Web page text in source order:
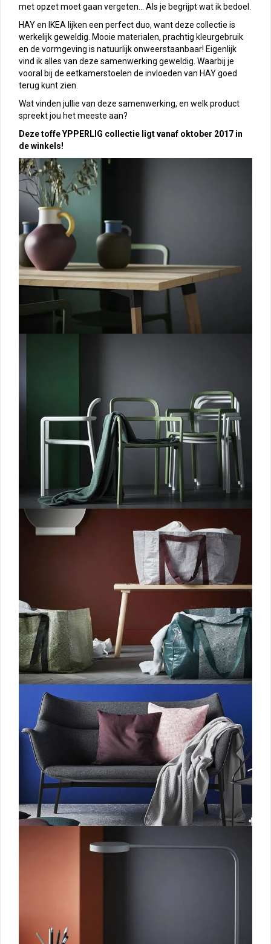
met opzet moet gaan vergeten… Als je begrijpt wat ik bedoel.
HAY en IKEA lijken een perfect duo, want deze collectie is
werkelijk geweldig. Mooie materialen, prachtig kleurgebruik
en de vormgeving is natuurlijk onweerstaanbaar! Eigenlijk
vind ik alles van deze samenwerking geweldig. Waarbij je
vooral bij de eetkamerstoelen de invloeden van HAY goed
terug kunt zien.
Wat vinden jullie van deze samenwerking, en welk product
spreekt jou het meeste aan?
Deze toffe YPPERLIG collectie ligt vanaf oktober 2017 in
de winkels!